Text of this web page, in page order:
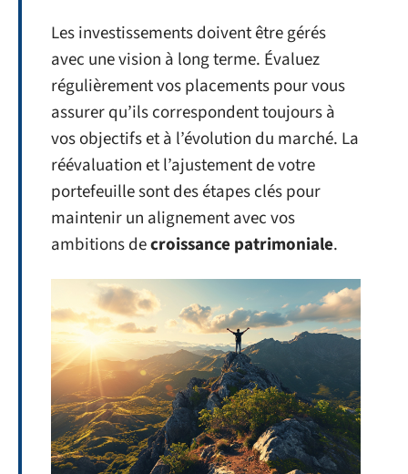
Les investissements doivent être gérés
avec une vision à long terme. Évaluez
régulièrement vos placements pour vous
assurer qu’ils correspondent toujours à
vos objectifs et à l’évolution du marché. La
réévaluation et l’ajustement de votre
portefeuille sont des étapes clés pour
maintenir un alignement avec vos
ambitions decroissance patrimoniale.